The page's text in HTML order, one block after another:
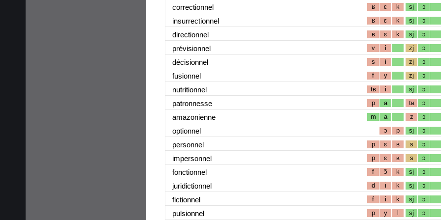
correctionnel ʁ ɛ k sj ɔ
insurrectionnel ʁ ɛ k sj ɔ
directionnel ʁ ɛ k sj ɔ
prévisionnel v i zj ɔ
décisionnel s i zj ɔ
fusionnel f y zj ɔ
nutritionnel tʁ i sj ɔ
patronnesse p a tʁ ɔ
amazonienne m a z ɔ
optionnel ɔ p sj ɔ
personnel p ɛ ʁ s ɔ
impersonnel p ɛ ʁ s ɔ
fonctionnel f ɔ̃ k sj ɔ
juridictionnel d i k sj ɔ
fictionnel f i k sj ɔ
pulsionnel p y l sj ɔ